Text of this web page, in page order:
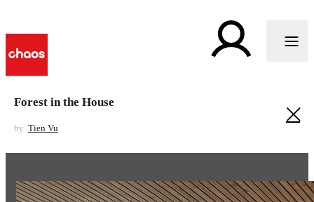
Forest in the House
by Tien Vu